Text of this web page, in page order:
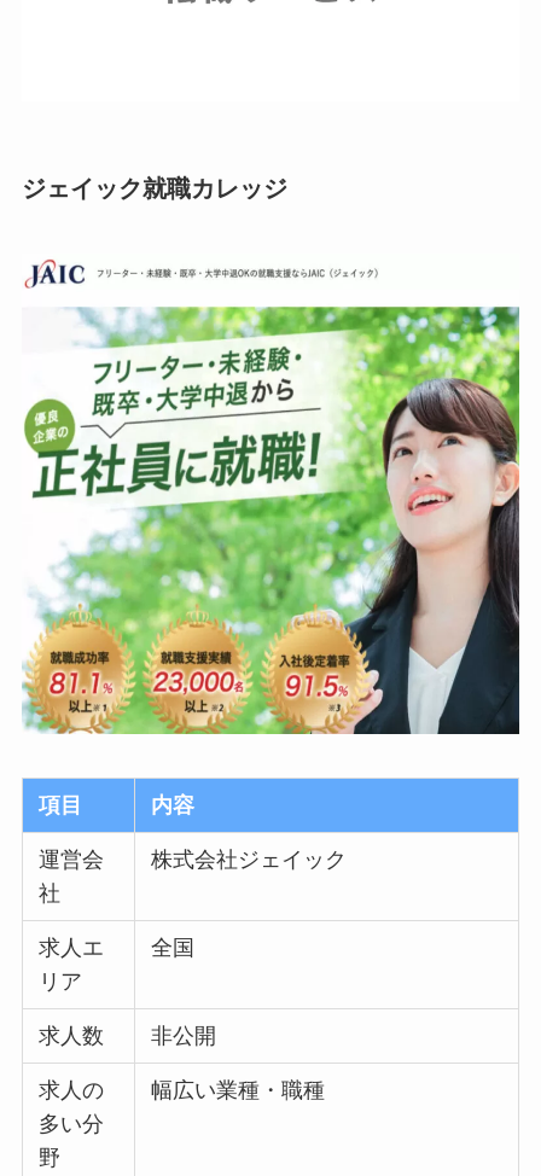
ジェイック就職カレッジ
項目 内容
運営会
社
株式会社ジェイック
求人エ
リア
全国
求人数 非公開
求人の
多い分
野
幅広い業種・職種